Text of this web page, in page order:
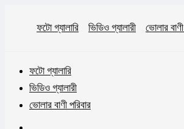
ফটো গ্যালারি ভিডিও গ্যালারী ভোলার
ফটো গ্যালারি
ভিডিও গ্যালারী
ভোলার বাণী পরিবার